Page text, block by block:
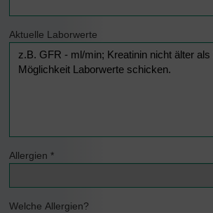
Aktuelle Laborwerte
Allergien *
Welche Allergien?